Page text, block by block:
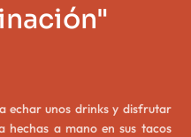
echar unos drinks y disfrutar
hechas a mano en sus tacos